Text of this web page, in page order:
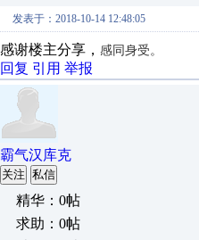
发表于：2018-10-14 12:48:05
感谢楼主分享， 感同身受。
回复 引用 举报
霸气汉库克
关注 私信
精华：0帖
求助：0帖